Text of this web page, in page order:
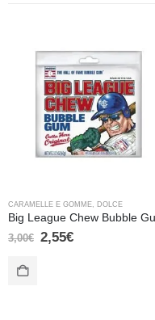
CARAMELLE E GOMME, DOLCE
3,00€ 2,55€